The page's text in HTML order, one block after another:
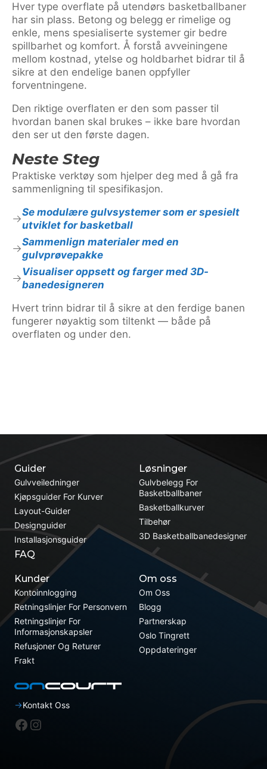
Hver type overflate på utendørs basketballbaner
har sin plass. Betong og belegg er rimelige og
enkle, mens spesialiserte systemer gir bedre
spillbarhet og komfort. Å forstå avveiningene
mellom kostnad, ytelse og holdbarhet bidrar til å
sikre at den endelige banen oppfyller
forventningene.
Den riktige overflaten er den som passer til
hvordan banen skal brukes – ikke bare hvordan
den ser ut den første dagen.
Neste Steg
Praktiske verktøy som hjelper deg med å gå fra
sammenligning til spesifikasjon.
Se modulære gulvsystemer som er spesielt
utviklet for basketball
Sammenlign materialer med en
gulvprøvepakke
Visualiser oppsett og farger med 3D-
banedesigneren
Hvert trinn bidrar til å sikre at den ferdige banen
fungerer nøyaktig som tiltenkt — både på
overflaten og under den.
Løsninger
Gulvbelegg For
Basketballbaner
Basketballkurver
Tilbehør
3D Basketballbanedesigner
Guider
Gulvveiledninger
Kjøpsguider For Kurver
Layout-Guider
Designguider
Installasjonsguider
FAQ
Kunder
Kontoinnlogging
Retningslinjer For Personvern
Retningslinjer For
Informasjonskapsler
Refusjoner Og Returer
Frakt
Om oss
Om Oss
Blogg
Partnerskap
Oslo Tingrett
Oppdateringer
Kontakt Oss
Facebook
Instagram